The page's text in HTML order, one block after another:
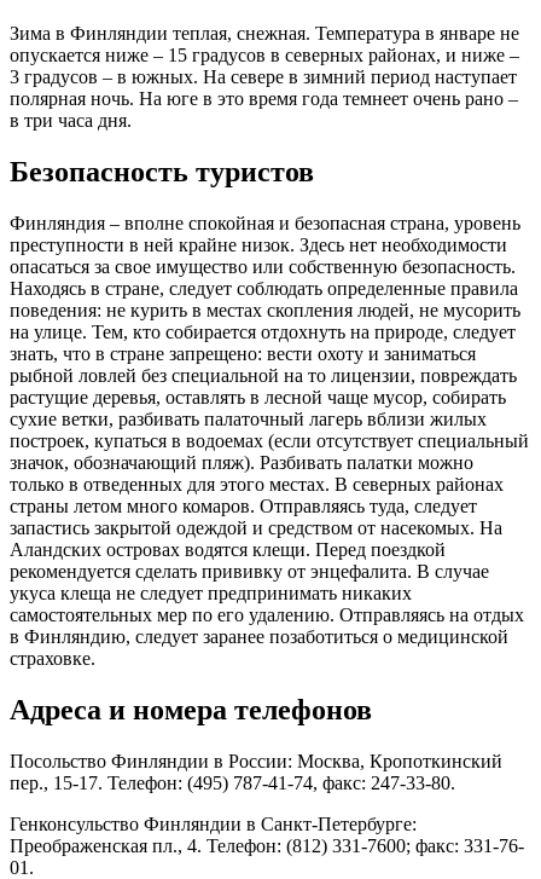
Зима в Финляндии теплая, снежная. Температура в январе не
опускается ниже – 15 градусов в северных районах, и ниже –
3 градусов – в южных. На севере в зимний период наступает
полярная ночь. На юге в это время года темнеет очень рано –
в три часа дня.
Безопасность туристов
Финляндия – вполне спокойная и безопасная страна, уровень
преступности в ней крайне низок. Здесь нет необходимости
опасаться за свое имущество или собственную безопасность.
Находясь в стране, следует соблюдать определенные правила
поведения: не курить в местах скопления людей, не мусорить
на улице. Тем, кто собирается отдохнуть на природе, следует
знать, что в стране запрещено: вести охоту и заниматься
рыбной ловлей без специальной на то лицензии, повреждать
растущие деревья, оставлять в лесной чаще мусор, собирать
сухие ветки, разбивать палаточный лагерь вблизи жилых
построек, купаться в водоемах (если отсутствует специальный
значок, обозначающий пляж). Разбивать палатки можно
только в отведенных для этого местах. В северных районах
страны летом много комаров. Отправляясь туда, следует
запастись закрытой одеждой и средством от насекомых. На
Аландских островах водятся клещи. Перед поездкой
рекомендуется сделать прививку от энцефалита. В случае
укуса клеща не следует предпринимать никаких
самостоятельных мер по его удалению. Отправляясь на отдых
в Финляндию, следует заранее позаботиться о медицинской
страховке.
Адреса и номера телефонов
Посольство Финляндии в России: Москва, Кропоткинский
пер., 15-17. Телефон: (495) 787-41-74, факс: 247-33-80.
Генконсульство Финляндии в Санкт-Петербурге:
Преображенская пл., 4. Телефон: (812) 331-7600; факс: 331-76-
01.